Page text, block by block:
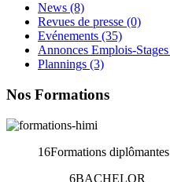
News (8)
Revues de presse (0)
Evénements (35)
Annonces Emplois-Stages
Plannings (3)
Nos Formations
16Formations diplômantes
6BACHELOR